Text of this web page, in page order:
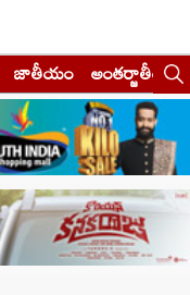
జాతీయం అంతర్జాతీయం